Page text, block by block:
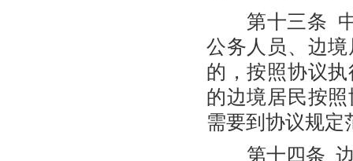
第十三条 中
公务人员、边
的，按照协议
的边境居民按
需要到协议规定
第十四条 边